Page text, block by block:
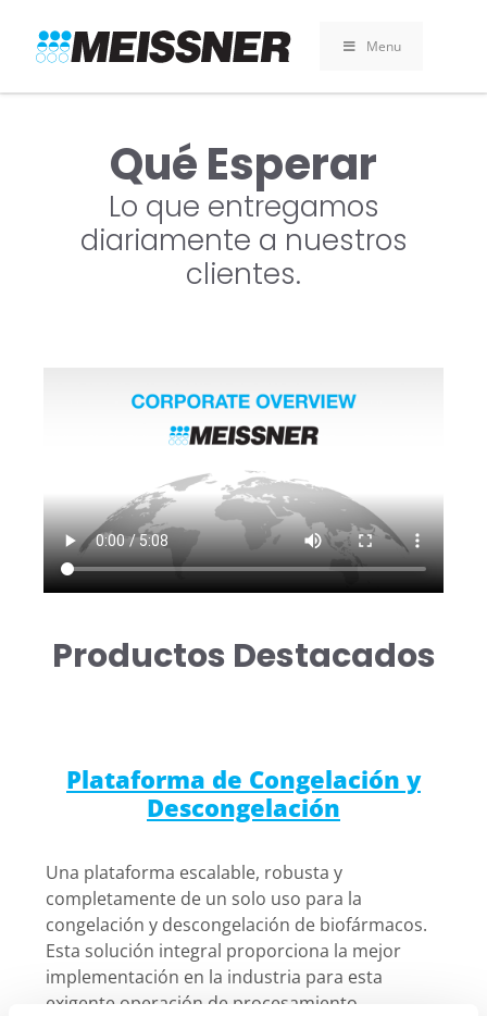
search
footer
contenido
Menu
Qué Esperar
Lo que entregamos
diariamente a nuestros
clientes.
Productos Destacados
Plataforma de Congelación y
Descongelación
Una plataforma escalable, robusta y
completamente de un solo uso para la
congelación y descongelación de biofármacos.
Esta solución integral proporciona la mejor
implementación en la industria para esta
exigente operación de procesamiento.